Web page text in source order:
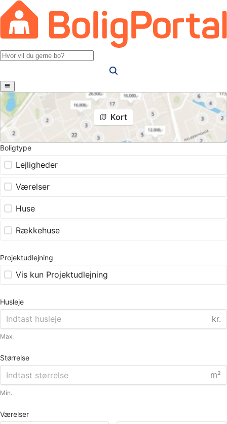
Kort
Boligtype
Lejligheder
Værelser
Huse
Rækkehuse
Projektudlejning
Vis kun Projektudlejning
Husleje
kr.
Max.
Størrelse
m²
Min.
Værelser